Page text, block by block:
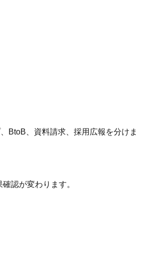
BtoB、資料請求、採用広報を分けま
認が変わります。